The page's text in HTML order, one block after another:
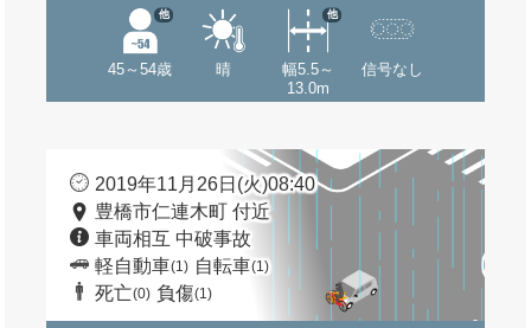
45～54歳
他
晴
幅5.5～
13.0m
他
信号なし
2019年11月26日(火)08:40
豊橋市仁連木町 付近
車両相互 中破事故
軽自動車(1) 自転車(1)
死亡(0) 負傷(1)